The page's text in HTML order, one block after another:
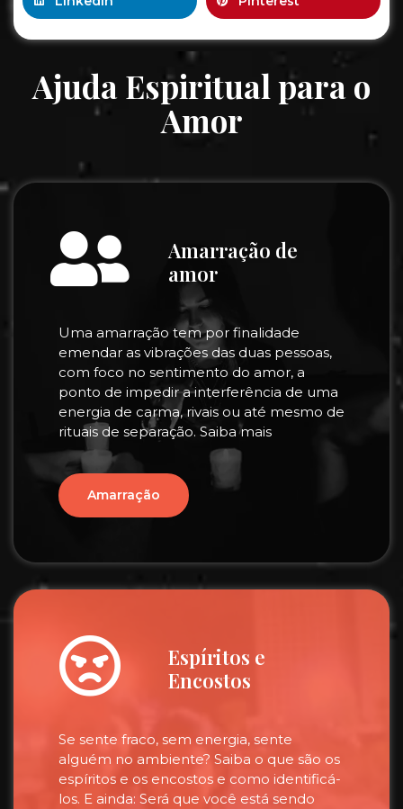
Ajuda Espiritual para o
Amor
Amarração de
amor
Uma amarração tem por finalidade
emendar as vibrações das duas pessoas,
com foco no sentimento do amor, a
ponto de impedir a interferência de uma
energia de carma, rivais ou até mesmo de
rituais de separação. Saiba mais
Amarração
Espíritos e
Encostos
Se sente fraco, sem energia, sente
alguém no ambiente? Saiba o que são os
espíritos e os encostos e como identificá-
los. E ainda: Será que você está sendo